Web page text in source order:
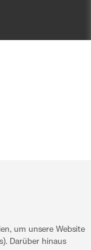
um unsere Website
Darüber hinaus